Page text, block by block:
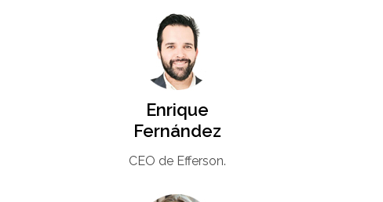
Enrique
Fernández
CEO de Efferson.